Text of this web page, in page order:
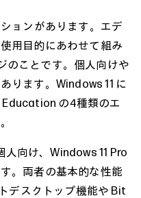
ョンがあります。エデ
用目的にあわせて組み
のことです。個人向けや
ります。Windows 11 に
の4種類のエ
人向け、Windows 11 Pro
。両者の基本的な性能
デスクトップ機能や Bit